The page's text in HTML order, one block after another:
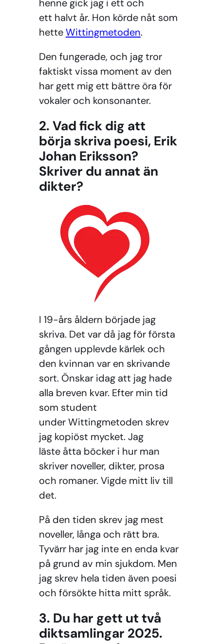
henne gick jag i ett och
ett halvt år. Hon körde nåt som
hetteWittingmetoden.
Den fungerade, och jag tror
faktiskt vissa moment av den
har gett mig ett bättre öra för
vokaler och konsonanter.
2. Vad fick dig att
börja skriva poesi, Erik
Johan Eriksson?
Skriver du annat än
dikter?
I 19-års åldern började jag
skriva. Det var då jag för första
gången upplevde kärlek och
den kvinnan var en skrivande
sort. Önskar idag att jag hade
alla breven kvar. Efter min tid
som student
under Wittingmetoden skrev
jag kopiöst mycket. Jag
läste åtta böcker i hur man
skriver noveller, dikter, prosa
och romaner. Vigde mitt liv till
det.
På den tiden skrev jag mest
noveller, långa och rätt bra.
Tyvärr har jag inte en enda kvar
på grund av min sjukdom. Men
jag skrev hela tiden även poesi
och försökte hitta mitt språk.
3. Du har gett ut två
diktsamlingar 2025.